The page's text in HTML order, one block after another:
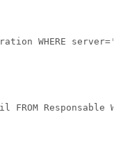
WHERE
FROM Responsable